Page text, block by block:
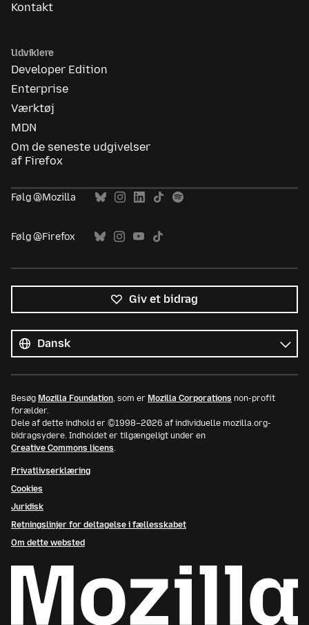
Kontakt
Udviklere
Developer Edition
Enterprise
Værktøj
MDN
Om de seneste udgivelser
af Firefox
Følg @Mozilla
Følg @Firefox
Giv et bidrag
sprog
Sprog
Besøg Mozilla Foundation, som er Mozilla Corporations non-profit
forælder.
Dele af dette indhold er ©1998–2026 af individuelle mozilla.org-
bidragsydere. Indholdet er tilgængeligt under en
Creative Commons licens.
Privatlivserklæring
Cookies
Juridisk
Retningslinjer for deltagelse i fællesskabet
Om dette websted